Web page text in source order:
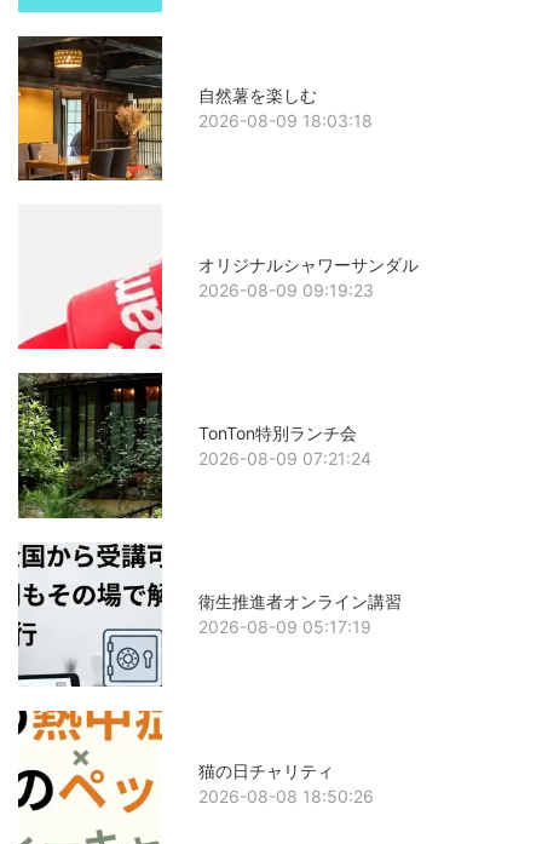
自然薯を楽しむ
2026-08-09 18:03:18
オリジナルシャワーサンダル
2026-08-09 09:19:23
TonTon特別ランチ会
2026-08-09 07:21:24
衛生推進者オンライン講習
2026-08-09 05:17:19
猫の日チャリティ
2026-08-08 18:50:26